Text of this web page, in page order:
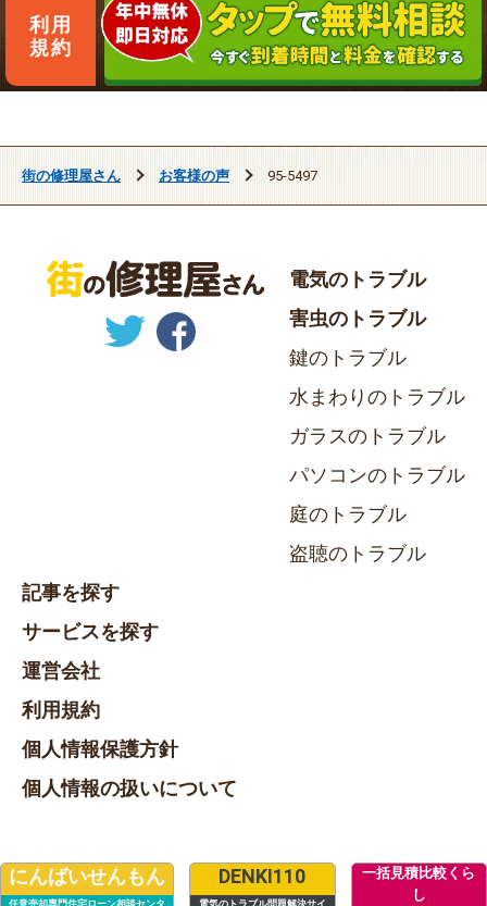
利用
規約
街の修理屋さん お客様の声 95-5497
電気のトラブル
害虫のトラブル
鍵のトラブル
水まわりのトラブル
ガラスのトラブル
パソコンのトラブル
庭のトラブル
盗聴のトラブル
記事を探す
サービスを探す
運営会社
利用規約
個人情報保護方針
個人情報の扱いについて
にんばいせんもん DENKI110
一括見積比較くら
し